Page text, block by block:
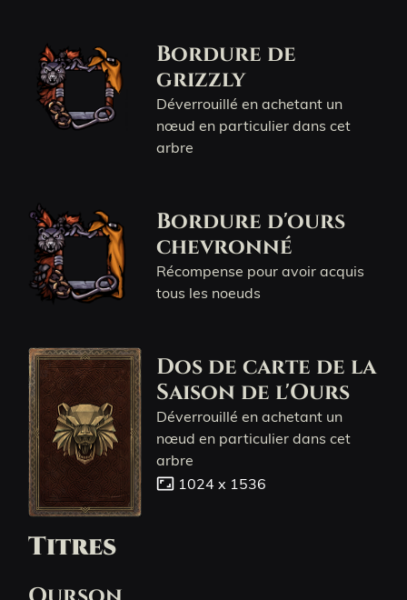
Bordure de
grizzly
Déverrouillé en achetant un
nœud en particulier dans cet
arbre
Bordure d'ours
chevronné
Récompense pour avoir acquis
tous les noeuds
Dos de carte de la
Saison de l'Ours
Déverrouillé en achetant un
nœud en particulier dans cet
arbre
aspect_ratio 1024 x 1536
Titres